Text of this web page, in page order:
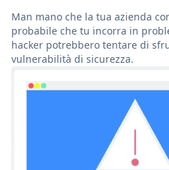
Man mano che la tua azienda
probabile che tu incorra in
hacker potrebbero tentare di
vulnerabilità di sicurezza.